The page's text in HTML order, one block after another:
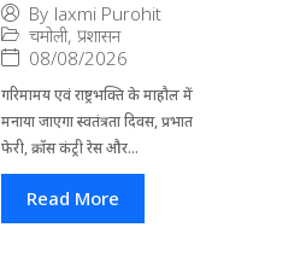
By laxmi Purohit
चमोली, प्रशासन
08/08/2026
गरिमामय एवं राष्ट्रभक्ति के माहौल में
मनाया जाएगा स्वतंत्रता दिवस, प्रभात
फेरी, क्रॉस कंट्री रेस और...
Read More